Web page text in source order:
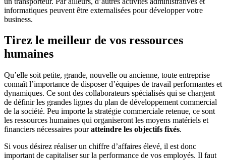
informatiques peuvent être externalisées pour développer votre
business.
Tirez le meilleur de vos ressources
humaines
Qu’elle soit petite, grande, nouvelle ou ancienne, toute entreprise
connaît l’importance de disposer d’équipes de travail performantes et
dynamiques. Ce sont des collaborateurs spécialisés qui se chargent
de définir les grandes lignes du plan de développement commercial
de la société. Peu importe la stratégie commerciale retenue, ce sont
les ressources humaines qui organiseront les moyens matériels et
financiers nécessaires pouratteindre les objectifs fixés.
Si vous désirez réaliser un chiffre d’affaires élevé, il est donc
important de capitaliser sur la performance de vos employés. Il faut